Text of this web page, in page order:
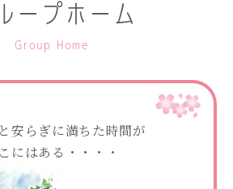
ープホーム
Group Home
安らぎに満ちた時間が
にはある・・・・